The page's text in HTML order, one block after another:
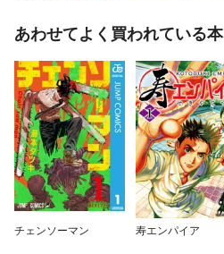
あわせてよく買われている本
チェンソーマン 寿エンパイア